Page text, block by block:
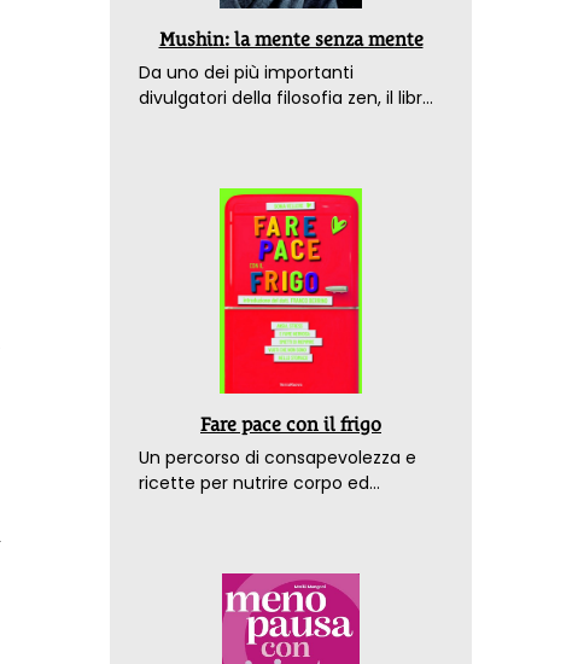
Mushin: la mente senza mente
Da uno dei più importanti
divulgatori della filosofia zen, il libro
Fare pace con il frigo
Un percorso di consapevolezza e
ricette per nutrire corpo ed